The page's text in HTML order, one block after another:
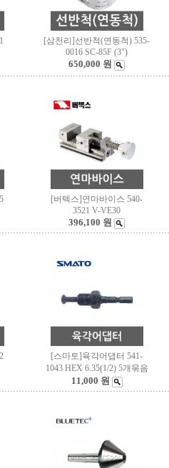
[삼천리]선반척(연동척) 535-
0016 SC-85F (3")
650,000 원
[버텍스]연마바이스 540-
3521 V-VE30
396,100 원
[스마토]육각어댑터 541-
1043 HEX 6.35(1/2) 5개묶음
11,000 원